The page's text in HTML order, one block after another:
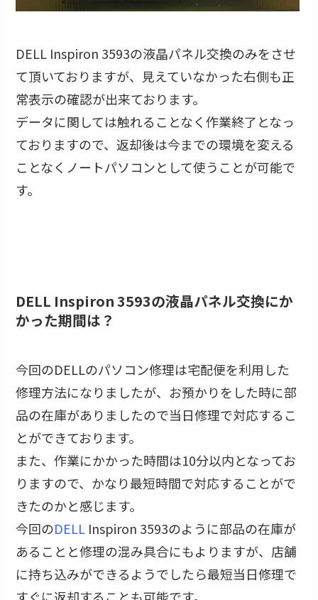
DELL Inspiron 3593の液晶パネル交換のみをさせ
て頂いておりますが、見えていなかった右側も正
常表示の確認が出来ております。
データに関しては触れることなく作業終了となっ
ておりますので、返却後は今までの環境を変える
ことなくノートパソコンとして使うことが可能で
す。
DELL Inspiron 3593の液晶パネル交換にか
かった期間は？
今回のDELLのパソコン修理は宅配便を利用した
修理方法になりましたが、お預かりをした時に部
品の在庫がありましたので当日修理で対応するこ
とができております。
また、作業にかかった時間は10分以内となってお
りますので、かなり最短時間で対応することがで
きたのかと感じます。
今回のDELL Inspiron 3593のように部品の在庫が
あることと修理の混み具合にもよりますが、店舗
に持ち込みができるようでしたら最短当日修理で
すぐに返却することも可能です。